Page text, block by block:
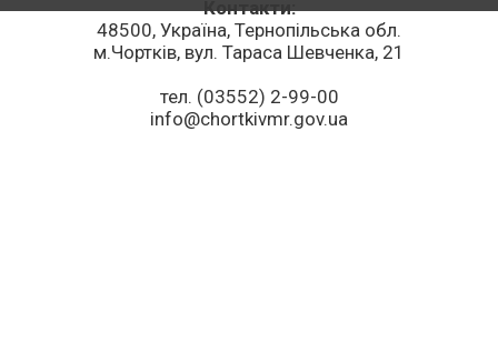
Контакти:
48500, Україна, Тернопільська обл.
м.Чортків, вул. Тараса Шевченка, 21
тел. (03552) 2-99-00
info@chortkivmr.gov.ua